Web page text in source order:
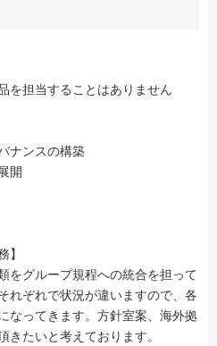
を担当することはありません
ナンスの構築
開
】
をグループ規程への統合を担って
れぞれで状況が違いますので、各
なってきます。方針室案、海外拠
きたいと考えております。